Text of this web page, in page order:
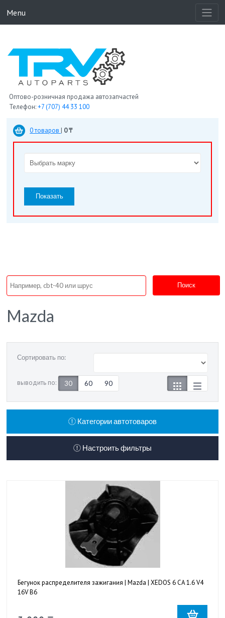
Menu
Оптово-розничная продажа автозапчастей
Телефон:+7 (707) 44 33 100
0 товаров | 0 ₸
Показать
Поиск
Mazda
Сортировать по:
выводить по: 30 60 90
Категории автотоваров
Настроить фильтры
Бегунок распределителя зажигания | Mazda | XEDOS 6 CA 1.6 V4
16V B6